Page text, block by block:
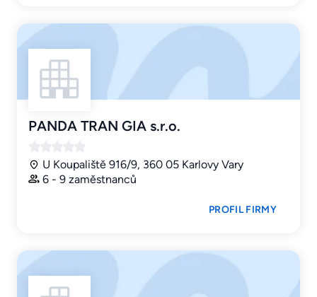
PANDA TRAN GIA s.r.o.
U Koupaliště 916/9, 360 05 Karlovy Vary
6 - 9 zaměstnanců
PROFIL FIRMY